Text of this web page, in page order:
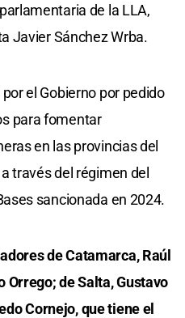
de la LLA,
Javier Sánchez Wrba.
el Gobierno por pedido
para fomentar
en las provincias del
través del régimen del
sancionada en 2024.
de Catamarca, Raúl
Orrego; de Salta, Gustavo
Cornejo, que tiene el